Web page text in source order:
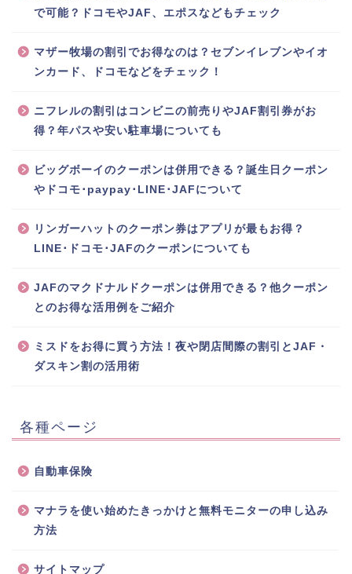
で可能？ドコモやJAF、エポスなどもチェック
マザー牧場の割引でお得なのは？セブンイレブンやイオ
ンカード、ドコモなどをチェック！
ニフレルの割引はコンビニの前売りやJAF割引券がお
得？年パスや安い駐車場についても
ビッグボーイのクーポンは併用できる？誕生日クーポン
やドコモ･paypay･LINE･JAFについて
リンガーハットのクーポン券はアプリが最もお得？
LINE･ドコモ･JAFのクーポンについても
JAFのマクドナルドクーポンは併用できる？他クーポン
とのお得な活用例をご紹介
ミスドをお得に買う方法！夜や閉店間際の割引とJAF・
ダスキン割の活用術
各種ページ
自動車保険
マナラを使い始めたきっかけと無料モニターの申し込み
方法
サイトマップ